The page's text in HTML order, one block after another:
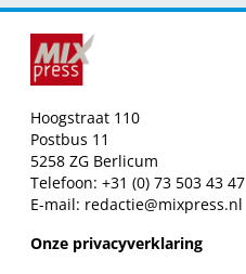
Hoogstraat 110
Postbus 11
5258 ZG Berlicum
Telefoon: +31 (0) 73 503 43 47
E-mail: redactie@mixpress.nl
Onze privacyverklaring